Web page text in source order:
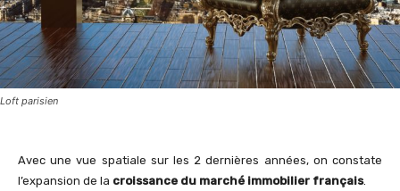
Loft parisien
Avec une vue spatiale sur les 2 dernières années, on constate
l’expansion de la croissance du marché immobilier français.